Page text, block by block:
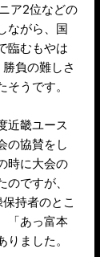
ア2位などの
ながら、国
臨むもやは
負の難しさ
うです。
近畿ユース
の協賛をし
時に大会の
ですが、
持者のとこ
「あっ富本
ました。